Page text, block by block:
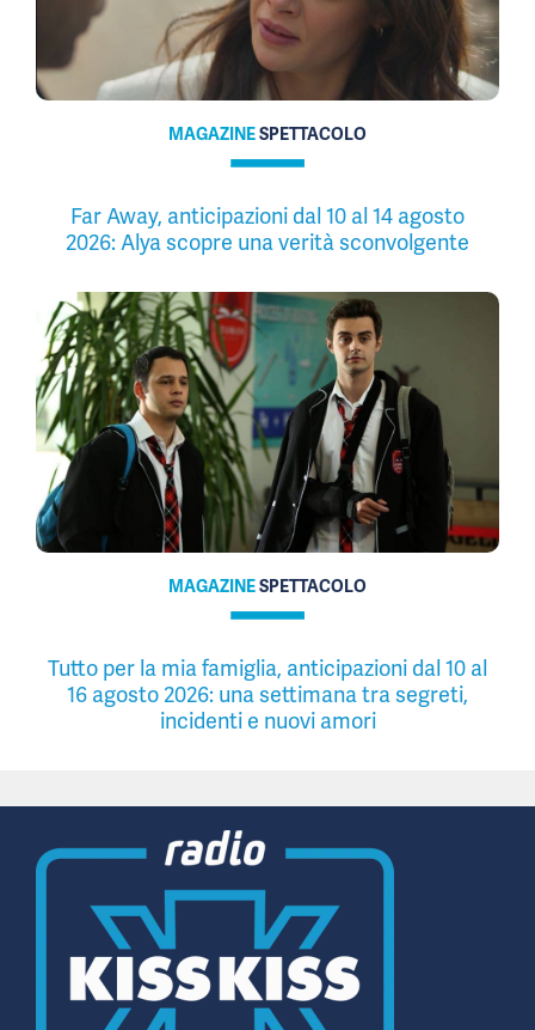
MAGAZINESPETTACOLO
Far Away, anticipazioni dal 10 al 14 agosto
2026: Alya scopre una verità sconvolgente
MAGAZINESPETTACOLO
Tutto per la mia famiglia, anticipazioni dal 10 al
16 agosto 2026: una settimana tra segreti,
incidenti e nuovi amori